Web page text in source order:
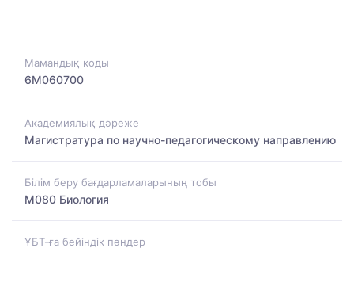
Мамандық коды
6M060700
Академиялық дәреже
Магистратура по научно-педагогическому направлению
Білім беру бағдарламаларының тобы
M080 Биология
ҰБТ-ға бейіндік пәндер